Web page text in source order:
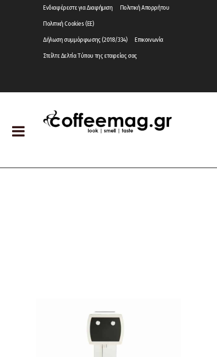
Ενδιαφέρεστε για Διαφήμιση Πολιτική Απορρήτου
Πολιτική Cookies (ΕΕ)
Δήλωση συμμόρφωσης (2018/334) Επικοινωνία
Στείλτε Δελτία Τύπου της εταιρείας σας